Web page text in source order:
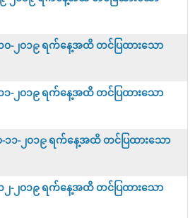
၁၀-၂၀၁၉ ရက်နေ့အထိ တင်ပြထားသော
၁၁-၂၀၁၉ ရက်နေ့အထိ တင်ပြထားသော
-၁၁-၂၀၁၉ ရက်နေ့အထိ တင်ပြထားသော
၁၂-၂၀၁၉ ရက်နေ့အထိ တင်ပြထားသော